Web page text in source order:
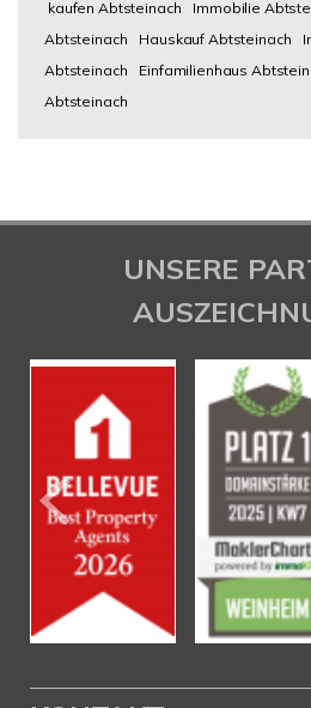
kaufen Abtsteinach
Immobilie
Abtsteinach
Hauskauf Abtsteinach
Abtsteinach
Einfamilienhaus
Abtsteinach
UNSERE